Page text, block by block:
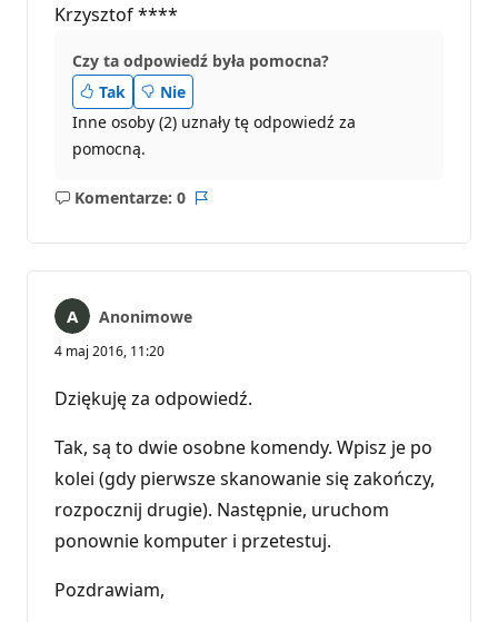
Krzysztof ****
Czy ta odpowiedź była pomocna?
Tak
Nie
Inne osoby (2) uznały tę odpowiedź za
pomocną.
Komentarze: 0
Brak
Anonimowe
4 maj 2016, 11:20
Dziękuję za odpowiedź.
Tak, są to dwie osobne komendy. Wpisz je po
kolei (gdy pierwsze skanowanie się zakończy,
rozpocznij drugie). Następnie, uruchom
ponownie komputer i przetestuj.
Pozdrawiam,